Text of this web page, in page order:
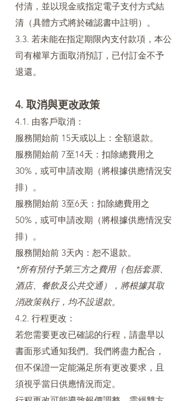
付清，並以現金或指定電子支付方式結
清（具體方式將於確認書中註明）。
3.3. 若未能在指定期限內支付款項，本公
司有權單方面取消預訂，已付訂金不予
退還。
4. 取消與更改政策
4.1. 由客戶取消：
服務開始前 15天或以上：全額退款。
服務開始前 7至14天：扣除總費用之
30%，或可申請改期（將根據供應情況安
排）。
服務開始前 3至6天：扣除總費用之
50%，或可申請改期（將根據供應情況安
排）。
服務開始前 3天內：恕不退款。
*所有預付予第三方之費用（包括套票、
酒店、餐飲及公共交通），將根據其取
消政策執行，均不設退款。
4.2. 行程更改：
若您需要更改已確認的行程，請盡早以
書面形式通知我們。我們將盡力配合，
但不保證一定能滿足所有更改要求，且
須視乎當日供應情況而定。